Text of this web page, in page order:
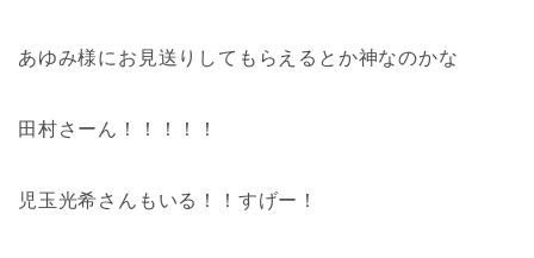
あゆみ様にお見送りしてもらえるとか神なのかな
田村さーん！！！！！
児玉光希さんもいる！！すげー！